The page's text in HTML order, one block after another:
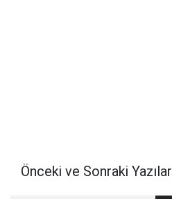
Önceki ve Sonraki Yazılar